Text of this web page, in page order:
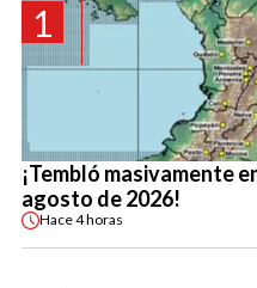
1
¡Tembló masivamente
agosto de 2026!
Hace4 horas